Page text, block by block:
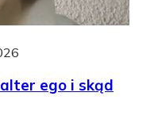
ego i skąd